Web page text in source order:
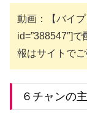
動画：【バイ
id=”388547″]
報はサイトでご
６チャンの